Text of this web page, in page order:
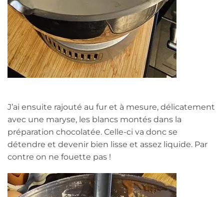
J’ai ensuite rajouté au fur et à mesure, délicatement
avec une maryse, les blancs montés dans la
préparation chocolatée. Celle-ci va donc se
détendre et devenir bien lisse et assez liquide. Par
contre on ne fouette pas !